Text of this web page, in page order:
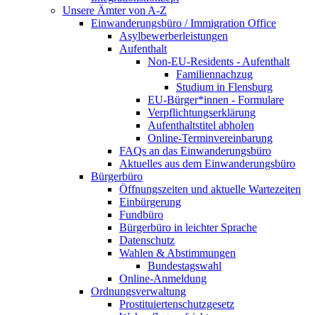
Unsere Ämter von A-Z
Einwanderungsbüro / Immigration Office
Asylbewerberleistungen
Aufenthalt
Non-EU-Residents - Aufenthalt
Familiennachzug
Studium in Flensburg
EU-Bürger*innen - Formulare
Verpflichtungserklärung
Aufenthaltstitel abholen
Online-Terminvereinbarung
FAQs an das Einwanderungsbüro
Aktuelles aus dem Einwanderungsbüro
Bürgerbüro
Öffnungszeiten und aktuelle Wartezeiten
Einbürgerung
Fundbüro
Bürgerbüro in leichter Sprache
Datenschutz
Wahlen & Abstimmungen
Bundestagswahl
Online-Anmeldung
Ordnungsverwaltung
Prostituiertenschutzgesetz